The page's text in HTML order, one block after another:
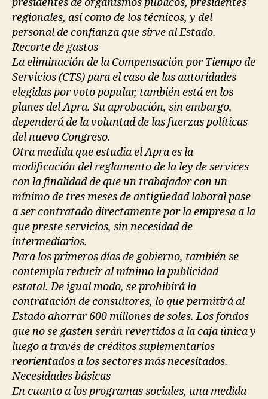
regionales, así como de los técnicos, y del
personal de confianza que sirve al Estado.
Recorte de gastos
La eliminación de la Compensación por Tiempo de
Servicios (CTS) para el caso de las autoridades
elegidas por voto popular, también está en los
planes del Apra. Su aprobación, sin embargo,
dependerá de la voluntad de las fuerzas políticas
del nuevo Congreso.
Otra medida que estudia el Apra es la
modificación del reglamento de la ley de services
con la finalidad de que un trabajador con un
mínimo de tres meses de antigüedad laboral pase
a ser contratado directamente por la empresa a la
que preste servicios, sin necesidad de
intermediarios.
Para los primeros días de gobierno, también se
contempla reducir al mínimo la publicidad
estatal. De igual modo, se prohibirá la
contratación de consultores, lo que permitirá al
Estado ahorrar 600 millones de soles. Los fondos
que no se gasten serán revertidos a la caja única y
luego a través de créditos suplementarios
reorientados a los sectores más necesitados.
Necesidades básicas
En cuanto a los programas sociales, una medida